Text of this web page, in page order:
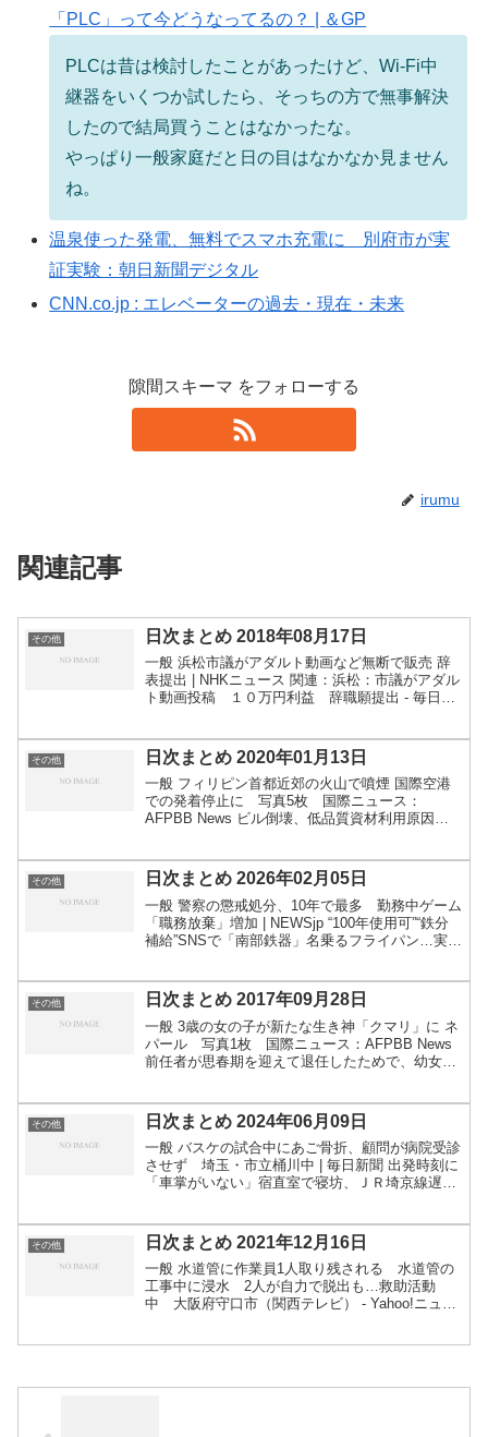
「PLC」って今どうなってるの？ | ＆GP
PLCは昔は検討したことがあったけど、Wi-Fi中
継器をいくつか試したら、そっちの方で無事解決
したので結局買うことはなかったな。
やっぱり一般家庭だと日の目はなかなか見ません
ね。
温泉使った発電、無料でスマホ充電に 別府市が実
証実験：朝日新聞デジタル
CNN.co.jp : エレベーターの過去・現在・未来
隙間スキーマ をフォローする
irumu
関連記事
その他 日次まとめ 2018年08月17日
一般 浜松市議がアダルト動画など無断で販売 辞
表提出 | NHKニュース 関連：浜松：市議がアダル
ト動画投稿 １０万円利益 辞職願提出 - 毎日新
その他 日次まとめ 2020年01月13日
一般 フィリピン首都近郊の火山で噴煙 国際空港
での発着停止に 写真5枚 国際ニュース：
AFPBB News ビル倒壊、低品質資材利用原因
報サイ...
その他 日次まとめ 2026年02月05日
一般 警察の懲戒処分、10年で最多 勤務中ゲーム
「職務放棄」増加 | NEWSjp “100年使用可”“鉄分
補給”SNSで「南部鉄器」名乗るフライパン…実は
その他 日次まとめ 2017年09月28日
一般 3歳の女の子が新たな生き神「クマリ」に ネ
パール 写真1枚 国際ニュース：AFPBB News
前任者が思春期を迎えて退任したためで、幼女を
して...
その他 日次まとめ 2024年06月09日
一般 バスケの試合中にあご骨折、顧問が病院受診
させず 埼玉・市立桶川中 | 毎日新聞 出発時刻に
「車掌がいない」宿直室で寝坊、ＪＲ埼京線遅
ウインド...
その他 日次まとめ 2021年12月16日
一般 水道管に作業員1人取り残される 水道管の
工事中に浸水 2人が自力で脱出も…救助活動
中 大阪府守口市（関西テレビ） - Yahoo!ニュー